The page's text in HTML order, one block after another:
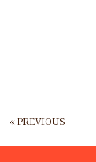
« PREVIOUS